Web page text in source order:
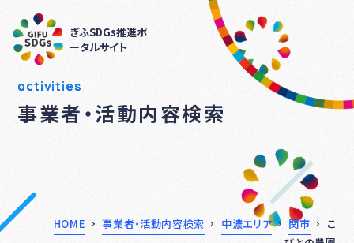
ぎふSDGs推進ポ
ータルサイト
activities
事業者・活動内容検索
HOME 事業者・活動内容検索 中濃エリア 関市
こ